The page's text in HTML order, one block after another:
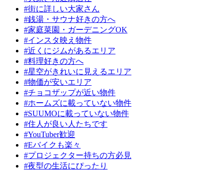
#街に詳しい大家さん
#銭湯・サウナ好きの方へ
#家庭菜園・ガーデニングOK
#インスタ映え物件
#近くにジムがあるエリア
#料理好きの方へ
#星空がきれいに見えるエリア
#物価が安いエリア
#チョコザップが近い物件
#ホームズに載っていない物件
#SUUMOに載っていない物件
#住人が良い人たちです
#YouTuber歓迎
#Eバイクも楽々
#プロジェクター持ちの方必見
#夜型の生活にぴったり